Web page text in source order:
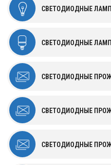
СВЕТОДИОДНЫЕ
СВЕТОДИОДНЫЕ
СВЕТОДИОДНЫЕ
СВЕТОДИОДНЫЕ
СВЕТОДИОДНЫЕ